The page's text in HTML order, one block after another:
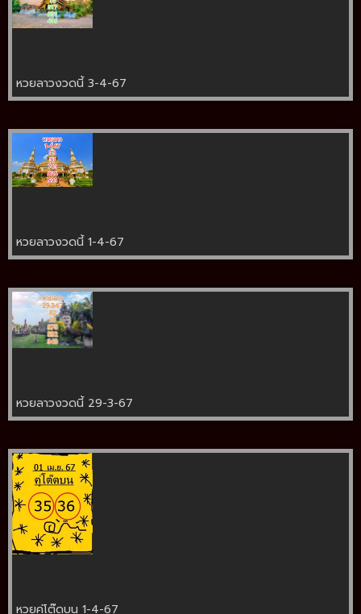
หวยลาวงวดนี้ 3-4-67
หวยลาวงวดนี้ 1-4-67
หวยลาวงวดนี้ 29-3-67
หวยคู่โต๊ดบน 1-4-67